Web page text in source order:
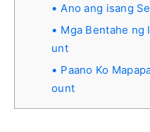
Ano ang isang
Mga Bentahe ng
unt
Paano Ko
ount